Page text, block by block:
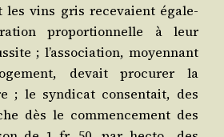
les vins gris rece­vaient éga­le­
pro­por­tion­nelle à leur
; l’association, moyen­nant
devait pro­cu­rer la
; le syn­di­cat consen­tait, des
dès le com­men­ce­ment des